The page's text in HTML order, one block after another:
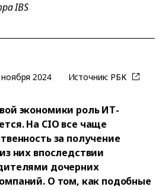
IBS
2024 Источник: РБК
экономики роль ИТ-
На CIO все чаще
за получение
них впоследствии
дочерних
О том, как подобные